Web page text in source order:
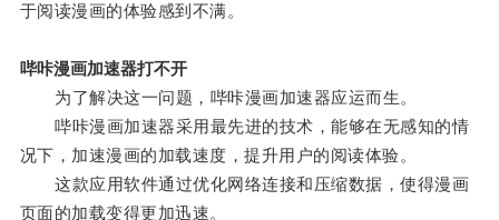
于阅读漫画的体验感到不满。
哔咔漫画加速器打不开
为了解决这一问题，哔咔漫画加速器应运而生。
哔咔漫画加速器采用最先进的技术，能够在无感知的情
况下，加速漫画的加载速度，提升用户的阅读体验。
这款应用软件通过优化网络连接和压缩数据，使得漫画
页面的加载变得更加迅速。